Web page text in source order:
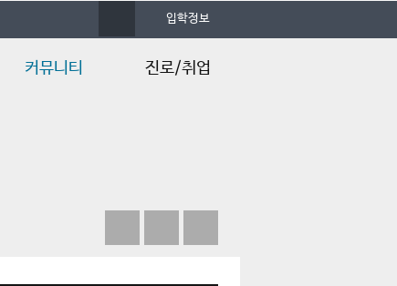
입학정보
커뮤니티 진로/취업